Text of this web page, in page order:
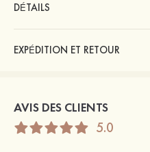
DÉTAILS
EXPÉDITION ET RETOUR
AVIS DES CLIENTS
5.0